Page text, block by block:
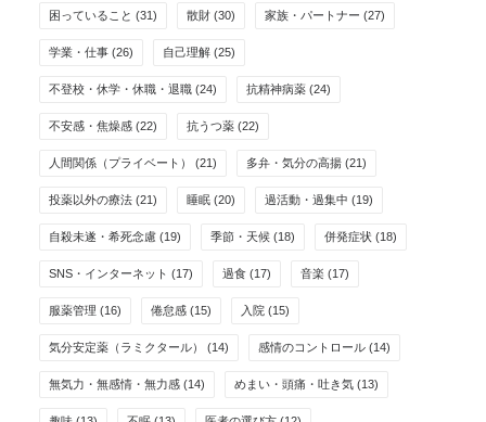
困っていること (31) 散財 (30) 家族・パートナー (27)
学業・仕事 (26) 自己理解 (25)
不登校・休学・休職・退職 (24) 抗精神病薬 (24)
不安感・焦燥感 (22) 抗うつ薬 (22)
人間関係（プライベート） (21) 多弁・気分の高揚 (21)
投薬以外の療法 (21) 睡眠 (20) 過活動・過集中 (19)
自殺未遂・希死念慮 (19) 季節・天候 (18) 併発症状 (18)
SNS・インターネット (17) 過食 (17) 音楽 (17)
服薬管理 (16) 倦怠感 (15) 入院 (15)
気分安定薬（ラミクタール） (14) 感情のコントロール (14)
無気力・無感情・無力感 (14) めまい・頭痛・吐き気 (13)